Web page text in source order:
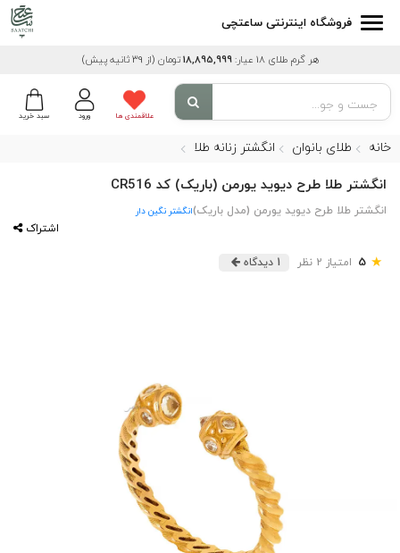
فروشگاه اینترنتی ساعتچی
هر گرم طلای 18 عیار: 18,895,999تومان (از 39 ثانیه پیش)
سبد خرید ورود علاقمندی ها
خانه طلای بانوان انگشتر زنانه طلا
انگشتر طلا طرح دیوید یورمن (باریک) کد CR516
انگشتر طلا طرح دیوید یورمن (مدل باریک)انگشتر نگین دار
اشتراک
★
5 امتیاز 2 نظر 1 دیدگاه